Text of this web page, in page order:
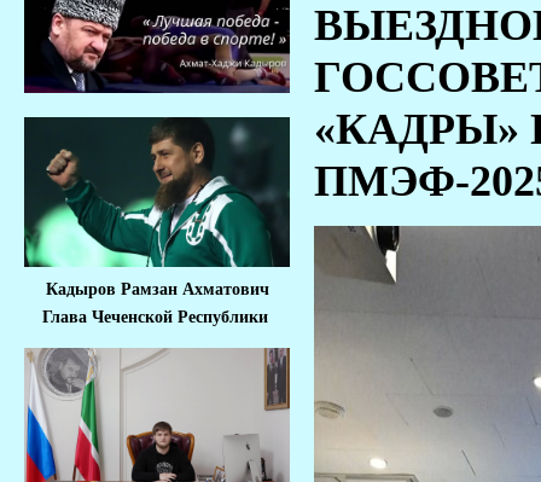
Кадыров Рамзан Ахматович
Глава Чеченской Республики
ПМЭФ-